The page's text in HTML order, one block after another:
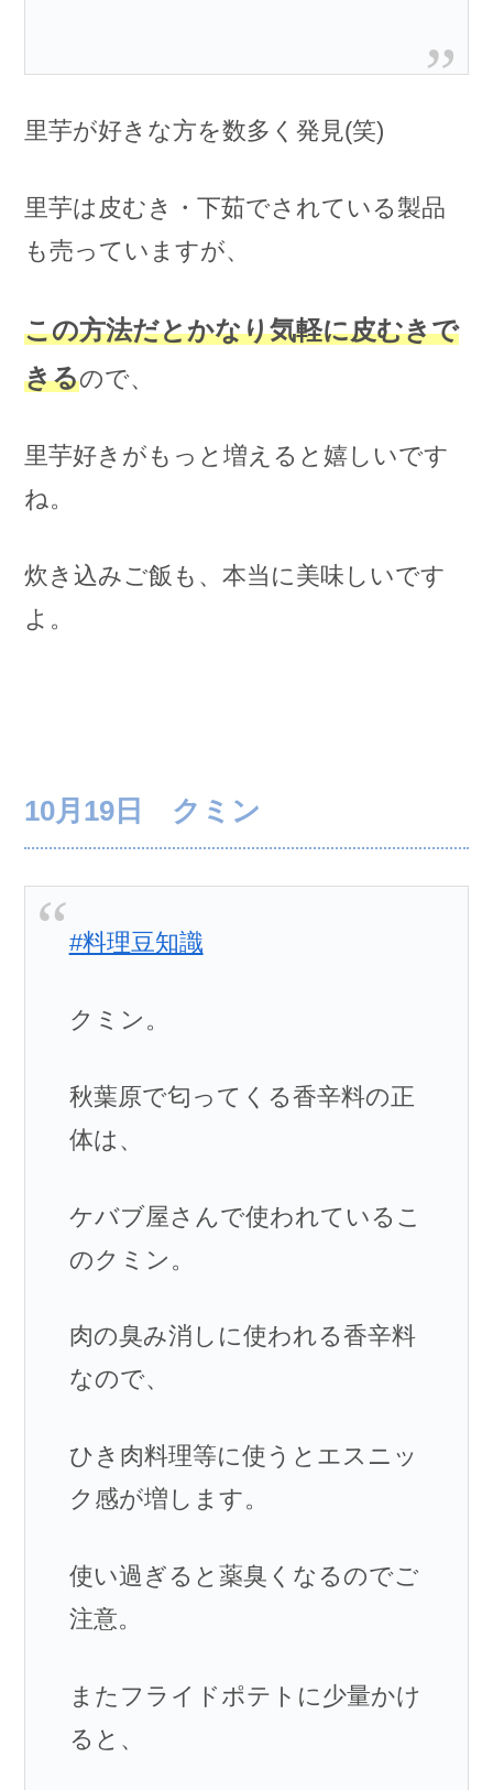
里芋が好きな方を数多く発見(笑)
里芋は皮むき・下茹でされている製品
も売っていますが、
この方法だとかなり気軽に皮むきで
きるので、
里芋好きがもっと増えると嬉しいです
ね。
炊き込みご飯も、本当に美味しいです
よ。
10月19日 クミン
#料理豆知識
クミン。
秋葉原で匂ってくる香辛料の正
体は、
ケバブ屋さんで使われているこ
のクミン。
肉の臭み消しに使われる香辛料
なので、
ひき肉料理等に使うとエスニッ
ク感が増します。
使い過ぎると薬臭くなるのでご
注意。
またフライドポテトに少量かけ
ると、